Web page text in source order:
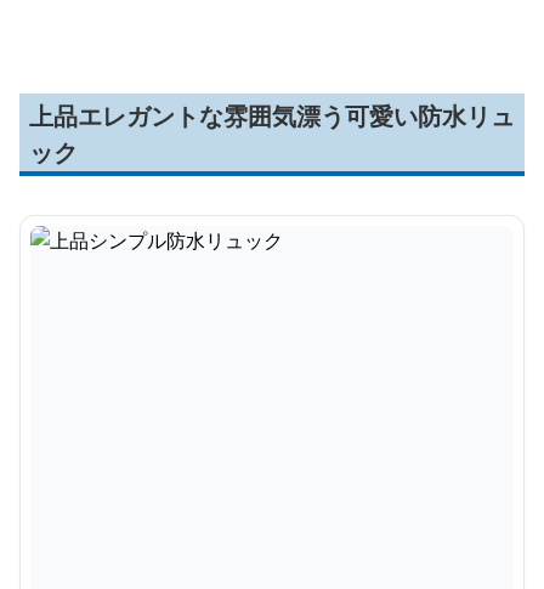
上品エレガントな雰囲気漂う可愛い防水リュ
ック